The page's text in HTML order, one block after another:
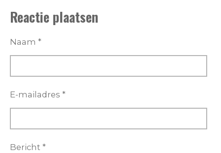
e
n
l
r
e
e
n
Reactie plaatsen
Naam *
E-mailadres *
Bericht *